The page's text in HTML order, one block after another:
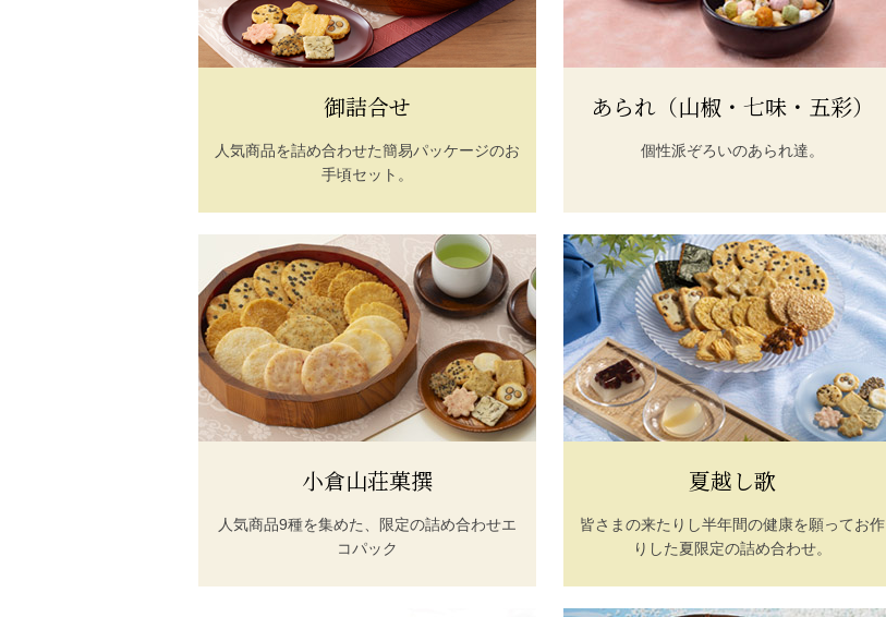
御詰合せ
人気商品を詰め合わせた簡易パッケージのお
手頃セット。
あられ（山椒・七味・五彩）
個性派ぞろいのあられ達。
小倉山荘菓撰
人気商品9種を集めた、限定の詰め合わせエ
コパック
夏越し歌
皆さまの来たりし半年間の健康を願ってお作
りした夏限定の詰め合わせ。